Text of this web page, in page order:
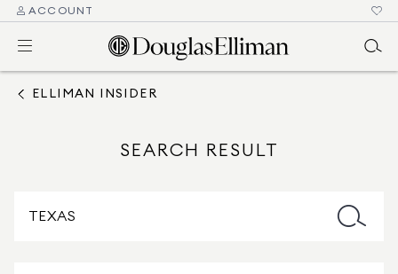
ACCOUNT
ELLIMAN INSIDER
SEARCH RESULT